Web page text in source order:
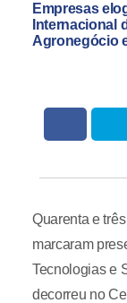
Empresas
Internacional
Agronegócio
Quarenta e
marcaram
Tecnologias e
decorreu no